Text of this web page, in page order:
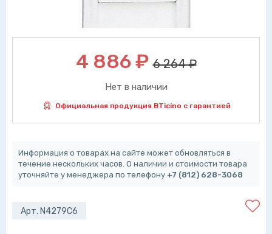
4 886₽ 6 264 ₽
Нет в наличии
Официальная продукция BTicino с гарантией
Информация о товарах на сайте может обновляться в
течение нескольких часов. О наличии и стоимости товара
уточняйте у менеджера по телефону +7 (812) 628-3068
Арт. N4279C6